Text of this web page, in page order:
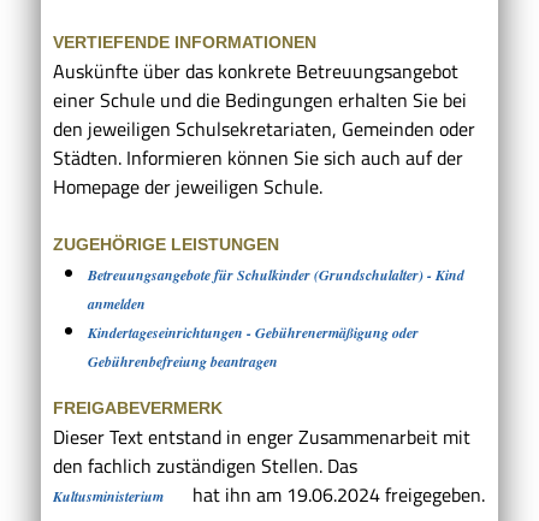
VERTIEFENDE INFORMATIONEN
Auskünfte über das konkrete Betreuungsangebot
einer Schule und die Bedingungen erhalten Sie bei
den jeweiligen Schulsekretariaten, Gemeinden oder
Städten. Informieren können Sie sich auch auf der
Homepage der jeweiligen Schule.
ZUGEHÖRIGE LEISTUNGEN
Betreuungsangebote für Schulkinder (Grundschulalter) - Kind
anmelden
Kindertageseinrichtungen - Gebührenermäßigung oder
Gebührenbefreiung beantragen
FREIGABEVERMERK
Dieser Text entstand in enger Zusammenarbeit mit
den fachlich zuständigen Stellen. Das
Kultusministerium hat ihn am 19.06.2024 freigegeben.